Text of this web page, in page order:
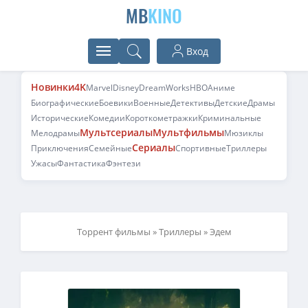
MBKINO
Вход
Новинки4KMarvelDisneyDreamWorksHBOАниме
БиографическиеБоевикиВоенныеДетективыДетскиеДрамы
ИсторическиеКомедииКороткометражкиКриминальные
МелодрамыМультсериалыМультфильмыМюзиклы
ПриключенияСемейныеСериалыСпортивныеТриллеры
УжасыФантастикаФэнтези
Торрент фильмы »Триллеры » Эдем